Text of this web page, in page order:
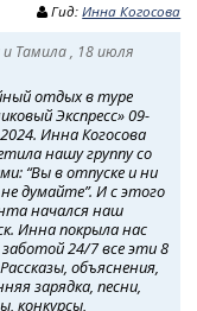
Гид:Инна Когосова
и Тамила , 18 июля
отдых в туре
Экспресс» 09-
Инна Когосова
нашу группу со
“Вы в отпуске и ни
думайте”. И с этого
начался наш
Инна покрыла нас
заботой 24/7 все эти 8
объяснения,
зарядка, песни,
конкурсы,